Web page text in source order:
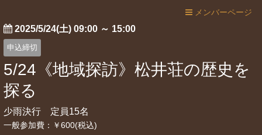
メンバーページ
2025/5/24(土) 09:00 ～ 15:00
申込締切
5/24《地域探訪》松井荘の歴史を
探る
少雨決行 定員15名
一般参加費：￥600(税込)